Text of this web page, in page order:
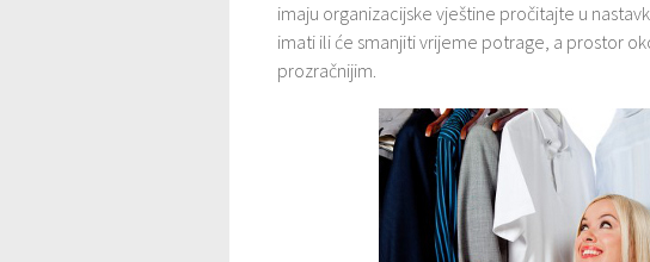
imaju organizacijske vještine pročitajte u
imati ili će smanjiti vrijeme potrage, a prostor
prozračnijim.